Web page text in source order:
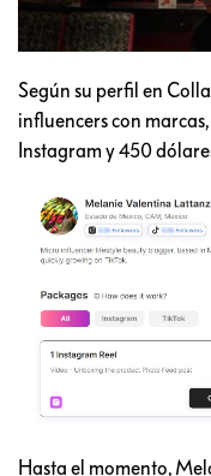
Según su perfil en
influencers con
Instagram y 450
Hasta el momento,